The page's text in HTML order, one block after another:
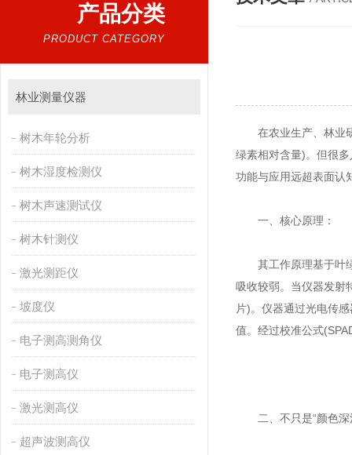
产品分类
PRODUCT CATEGORY
林业测量仪器
树木年轮分析
树木湿度检测仪
树木声速测试仪
树木针测仪
激光测距仪
坡度仪
电子测高测角仪
电子测高仪
激光测高仪
超声波测高仪
在农业生产、林业研
绿素相对含量)。但很
功能与应用远超表面认
一、核心原理：
其工作原理基于叶绿
吸收较弱。当仪器发射
片)。仪器通过光电传
值。经过校准公式
二、不只是“颜色深